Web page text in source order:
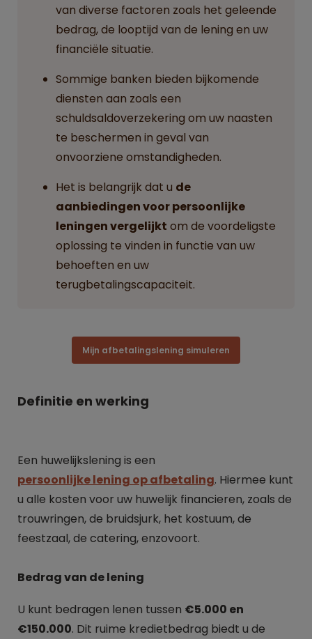
van diverse factoren zoals het geleende
bedrag, de looptijd van de lening en uw
financiële situatie.
Sommige banken bieden bijkomende
diensten aan zoals een
schuldsaldoverzekering om uw naasten
te beschermen in geval van
onvoorziene omstandigheden.
Het is belangrijk dat u de
aanbiedingen voor persoonlijke
leningen vergelijkt om de voordeligste
oplossing te vinden in functie van uw
behoeften en uw
terugbetalingscapaciteit.
Mijn afbetalingslening simuleren
Definitie en werking
Een huwelijkslening is een
persoonlijke lening op afbetaling. Hiermee kunt
u alle kosten voor uw huwelijk financieren, zoals de
trouwringen, de bruidsjurk, het kostuum, de
feestzaal, de catering, enzovoort.
Bedrag van de lening
U kunt bedragen lenen tussen €5.000 en
€150.000. Dit ruime kredietbedrag biedt u de